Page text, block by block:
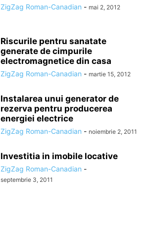
ZigZag Roman-Canadian - mai 2, 2012
Riscurile pentru sanatate
generate de cimpurile
electromagnetice din casa
ZigZag Roman-Canadian - martie 15, 2012
Instalarea unui generator de
rezerva pentru producerea
energiei electrice
ZigZag Roman-Canadian - noiembrie 2, 2011
Investitia in imobile locative
ZigZag Roman-Canadian -
septembrie 3, 2011